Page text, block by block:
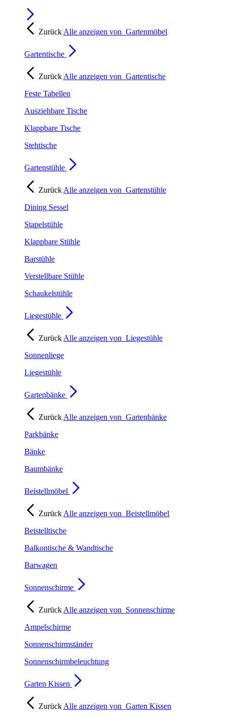
Zurück Alle anzeigen von Gartenmöbel
Gartentische
Zurück Alle anzeigen von Gartentische
Feste Tabellen
Ausziehbare Tische
Klappbare Tische
Stehtische
Gartenstühle
Zurück Alle anzeigen von Gartenstühle
Dining Sessel
Stapelstühle
Klappbare Stühle
Barstühle
Verstellbare Stühle
Schaukelstühle
Liegestühle
Zurück Alle anzeigen von Liegestühle
Sonnenliege
Liegestühle
Gartenbänke
Zurück Alle anzeigen von Gartenbänke
Parkbänke
Bänke
Baumbänke
Beistellmöbel
Zurück Alle anzeigen von Beistellmöbel
Beistelltische
Balkontische & Wandtische
Barwagen
Sonnenschirme
Zurück Alle anzeigen von Sonnenschirme
Ampelschirme
Sonnenschirmständer
Sonnenschirmbeleuchtung
Garten Kissen
Zurück Alle anzeigen von Garten Kissen